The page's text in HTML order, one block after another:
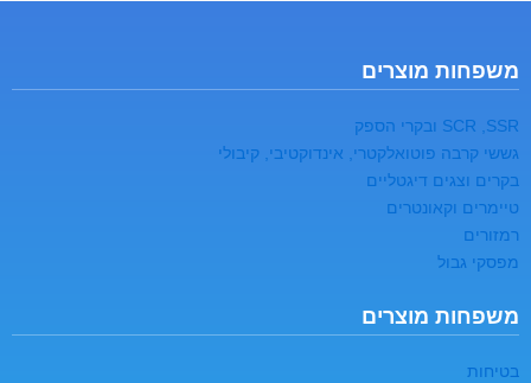
משפחות מוצרים
SCR ,SSR ובקרי הספק
גששי קרבה פוטואלקטרי, אינדוקטיבי, קיבולי
בקרים וצגים דיגטליים
טיימרים וקאונטרים
רמזורים
מפסקי גבול
משפחות מוצרים
בטיחות